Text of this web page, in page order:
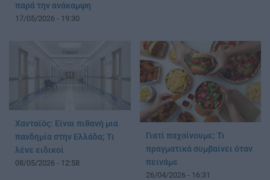
παρά την ανάκαμψη
17/05/2026 - 19:30
Χανταϊός: Είναι πιθανή μια
πανδημία στην Ελλάδα; Τι
λένε ειδικοί
08/05/2026 - 12:58
Γιατί παχαίνουμε; Τι
πραγματικά συμβαίνει όταν
πεινάμε
26/04/2026 - 16:31